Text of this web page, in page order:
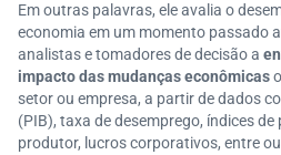
Em outras palavras, ele avalia o
economia em um momento passado
analistas e tomadores de decisão a
impacto das mudanças econômicas
setor ou empresa, a partir de dados
(PIB), taxa de desemprego, índices
produtor, lucros corporativos, entre